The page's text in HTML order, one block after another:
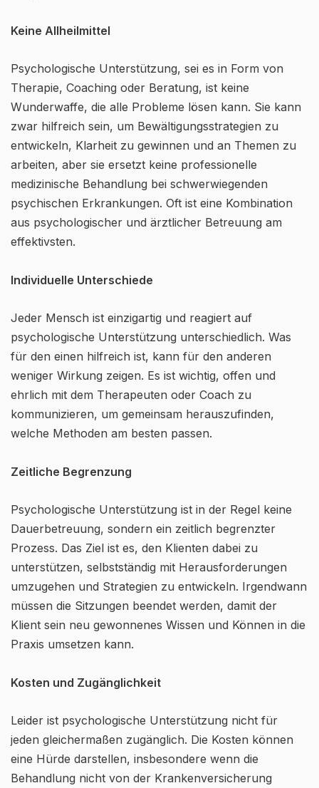
Keine Allheilmittel
Psychologische Unterstützung, sei es in Form von
Therapie, Coaching oder Beratung, ist keine
Wunderwaffe, die alle Probleme lösen kann. Sie kann
zwar hilfreich sein, um Bewältigungsstrategien zu
entwickeln, Klarheit zu gewinnen und an Themen zu
arbeiten, aber sie ersetzt keine professionelle
medizinische Behandlung bei schwerwiegenden
psychischen Erkrankungen. Oft ist eine Kombination
aus psychologischer und ärztlicher Betreuung am
effektivsten.
Individuelle Unterschiede
Jeder Mensch ist einzigartig und reagiert auf
psychologische Unterstützung unterschiedlich. Was
für den einen hilfreich ist, kann für den anderen
weniger Wirkung zeigen. Es ist wichtig, offen und
ehrlich mit dem Therapeuten oder Coach zu
kommunizieren, um gemeinsam herauszufinden,
welche Methoden am besten passen.
Zeitliche Begrenzung
Psychologische Unterstützung ist in der Regel keine
Dauerbetreuung, sondern ein zeitlich begrenzter
Prozess. Das Ziel ist es, den Klienten dabei zu
unterstützen, selbstständig mit Herausforderungen
umzugehen und Strategien zu entwickeln. Irgendwann
müssen die Sitzungen beendet werden, damit der
Klient sein neu gewonnenes Wissen und Können in die
Praxis umsetzen kann.
Kosten und Zugänglichkeit
Leider ist psychologische Unterstützung nicht für
jeden gleichermaßen zugänglich. Die Kosten können
eine Hürde darstellen, insbesondere wenn die
Behandlung nicht von der Krankenversicherung